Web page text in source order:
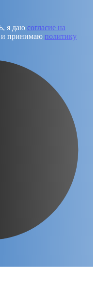
я даю согласие на
и принимаю политику